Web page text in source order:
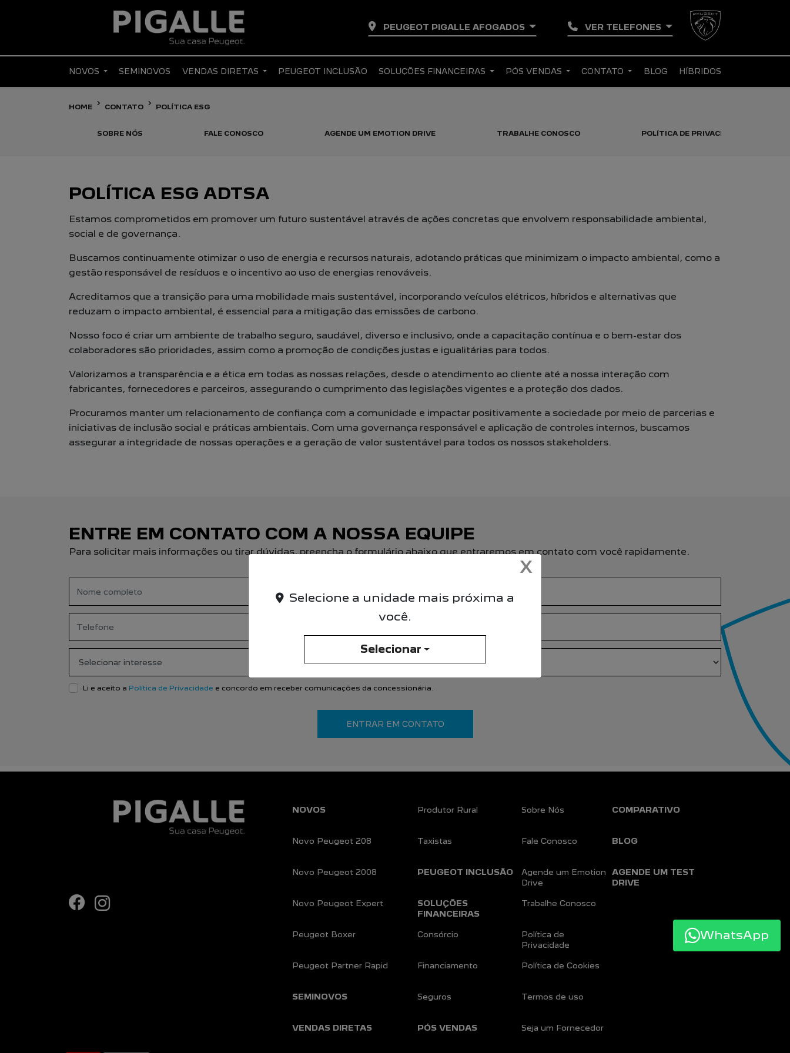
PEUGEOT PIGALLE AFOGADOS VER TELEFONES
NOVOS SEMINOVOS VENDAS DIRETAS PEUGEOT INCLUSÃO SOLUÇÕES FINANCEIRAS PÓS VENDAS CONTATO BLOG HÍBRIDOS
HOME CONTATO POLÍTICA ESG
SOBRE NÓS FALE CONOSCO AGENDE UM EMOTION DRIVE TRABALHE CONOSCO POLÍTICA DE PRIVACIDADE
POLÍTICA ESG ADTSA
Estamos comprometidos em promover um futuro sustentável através de ações concretas que envolvem responsabilidade ambiental,
social e de governança.
Buscamos continuamente otimizar o uso de energia e recursos naturais, adotando práticas que minimizam o impacto ambiental, como a
gestão responsável de resíduos e o incentivo ao uso de energias renováveis.
Acreditamos que a transição para uma mobilidade mais sustentável, incorporando veículos elétricos, híbridos e alternativas que
reduzam o impacto ambiental, é essencial para a mitigação das emissões de carbono.
Nosso foco é criar um ambiente de trabalho seguro, saudável, diverso e inclusivo, onde a capacitação contínua e o bem-estar dos
colaboradores são prioridades, assim como a promoção de condições justas e igualitárias para todos.
Valorizamos a transparência e a ética em todas as nossas relações, desde o atendimento ao cliente até a nossa interação com
fabricantes, fornecedores e parceiros, assegurando o cumprimento das legislações vigentes e a proteção dos dados.
Procuramos manter um relacionamento de confiança com a comunidade e impactar positivamente a sociedade por meio de parcerias e
iniciativas de inclusão social e práticas ambientais. Com uma governança responsável e aplicação de controles internos, buscamos
assegurar a integridade de nossas operações e a geração de valor sustentável para todos os nossos stakeholders.
ENTRE EM CONTATO COM A NOSSA EQUIPE
Para solicitar mais informações ou tirar dúvidas, preencha o formulário abaixo que entraremos em contato com você rapidamente.
Li e aceito a Política de Privacidade e concordo em receber comunicações da concessionária.
ENTRAR EM CONTATO
NOVOS
Novo Peugeot 208
Novo Peugeot 2008
Novo Peugeot Expert
Peugeot Boxer
Peugeot Partner Rapid
SEMINOVOS
VENDAS DIRETAS
Produtor Rural
Taxistas
PEUGEOT INCLUSÃO
SOLUÇÕES
FINANCEIRAS
Consórcio
Financiamento
Seguros
PÓS VENDAS
Sobre Nós
Fale Conosco
Agende um Emotion
Drive
Trabalhe Conosco
Política de
Privacidade
Política de Cookies
Termos de uso
Seja um Fornecedor
COMPARATIVO
BLOG
AGENDE UM TEST
DRIVE
WhatsApp
X
Selecione a unidade mais próxima a
você.
Selecionar